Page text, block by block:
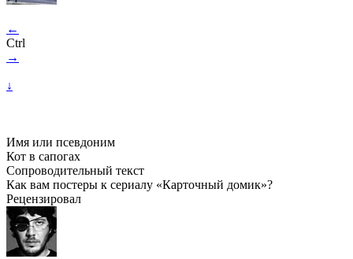
←
Ctrl
→
↓
Имя или псевдоним
Кот в сапогах
Сопроводительный текст
Как вам постеры к сериалу «Карточный домик»?
Рецензировал